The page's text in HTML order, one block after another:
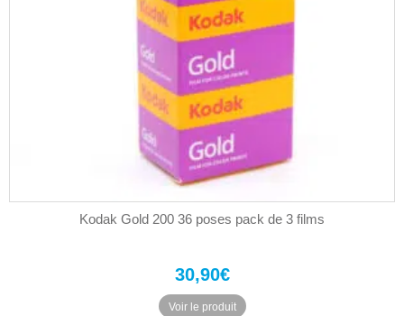
Kodak Gold 200 36 poses pack de 3 films
30,90€
Voir le produit